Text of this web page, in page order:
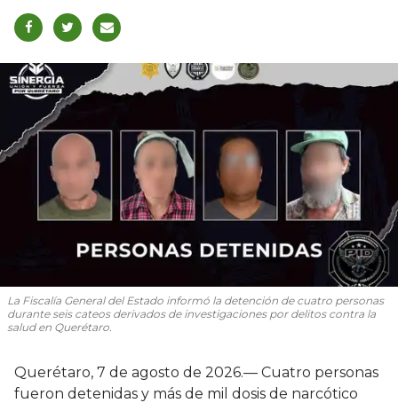
La Fiscalía General del Estado informó la detención de cuatro personas
durante seis cateos derivados de investigaciones por delitos contra la
salud en Querétaro.
Querétaro, 7 de agosto de 2026.— Cuatro personas
fueron detenidas y más de mil dosis de narcótico